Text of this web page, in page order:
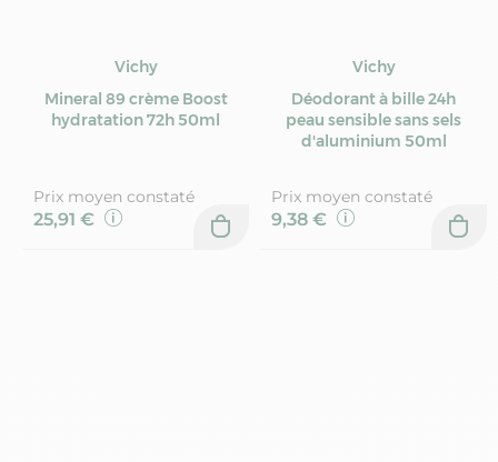
Vichy
Mineral 89 crème Boost
hydratation 72h 50ml
Prix moyen constaté
25,91 €
Vichy
Déodorant à bille 24h
peau sensible sans sels
d'aluminium 50ml
Prix moyen constaté
9,38 €